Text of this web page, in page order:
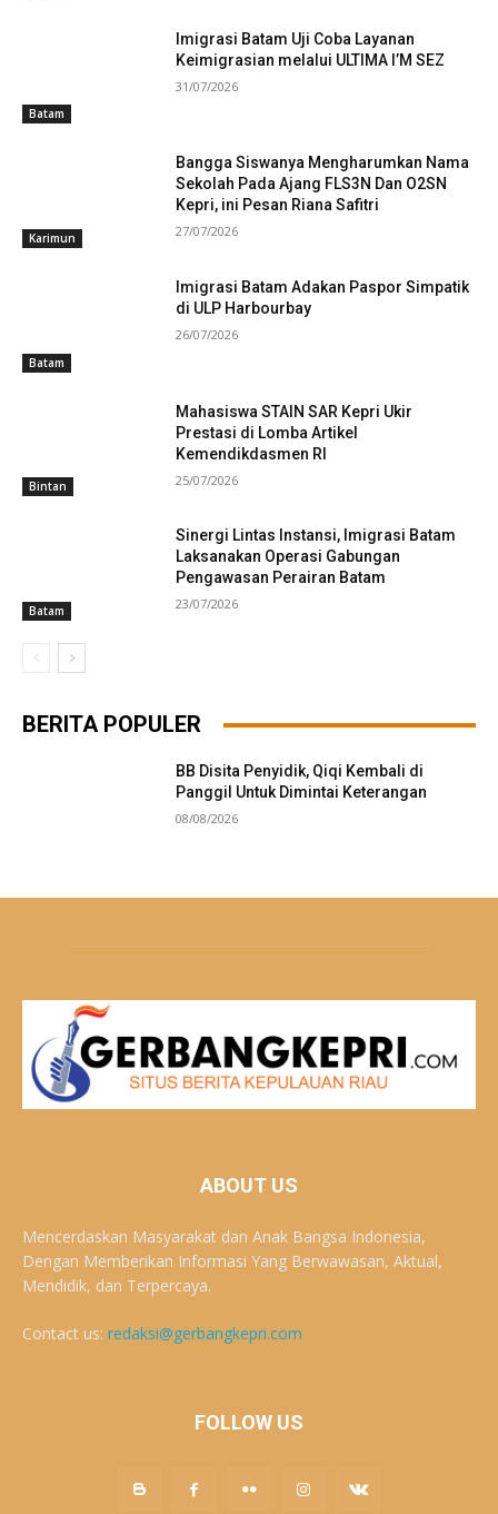
Batam
Imigrasi Batam Uji Coba Layanan
Keimigrasian melalui ULTIMA I’M SEZ
31/07/2026
Karimun
Bangga Siswanya Mengharumkan Nama
Sekolah Pada Ajang FLS3N Dan O2SN
Kepri, ini Pesan Riana Safitri
27/07/2026
Batam
Imigrasi Batam Adakan Paspor Simpatik
di ULP Harbourbay
26/07/2026
Bintan
Mahasiswa STAIN SAR Kepri Ukir
Prestasi di Lomba Artikel
Kemendikdasmen RI
25/07/2026
Batam
Sinergi Lintas Instansi, Imigrasi Batam
Laksanakan Operasi Gabungan
Pengawasan Perairan Batam
23/07/2026
BERITA POPULER
BB Disita Penyidik, Qiqi Kembali di
Panggil Untuk Dimintai Keterangan
08/08/2026
ABOUT US
Mencerdaskan Masyarakat dan Anak Bangsa Indonesia,
Dengan Memberikan Informasi Yang Berwawasan, Aktual,
Mendidik, dan Terpercaya.
Contact us: redaksi@gerbangkepri.com
FOLLOW US